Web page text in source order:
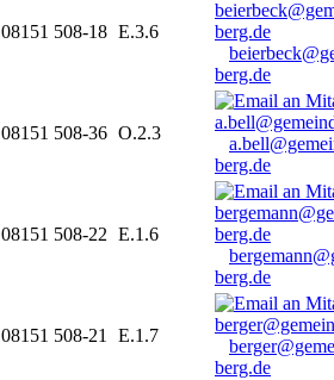
08151 508-18 E.3.6
berg.de
08151 508-36 O.2.3
berg.de
08151 508-22 E.1.6
berg.de
08151 508-21 E.1.7
berg.de